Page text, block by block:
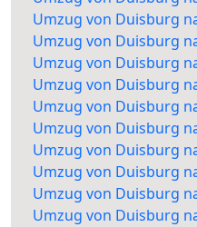
Umzug von Duisburg
Umzug von Duisburg
Umzug von Duisburg
Umzug von Duisburg
Umzug von Duisburg
Umzug von Duisburg
Umzug von Duisburg
Umzug von Duisburg
Umzug von Duisburg
Umzug von Duisburg